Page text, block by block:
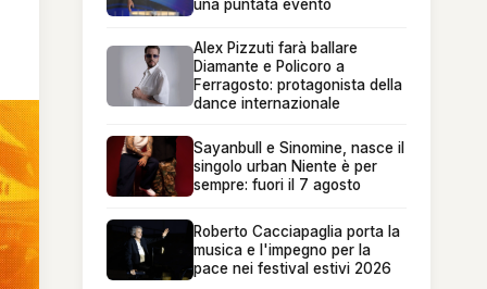
una puntata evento
Alex Pizzuti farà ballare
Diamante e Policoro a
Ferragosto: protagonista della
dance internazionale
Sayanbull e Sinomine, nasce il
singolo urban Niente è per
sempre: fuori il 7 agosto
Roberto Cacciapaglia porta la
musica e l'impegno per la
pace nei festival estivi 2026